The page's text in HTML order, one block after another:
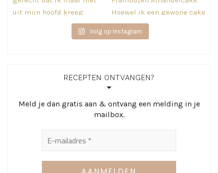
Volg op Instagram
RECEPTEN ONTVANGEN?
Meld je dan gratis aan & ontvang een melding in je
mailbox.